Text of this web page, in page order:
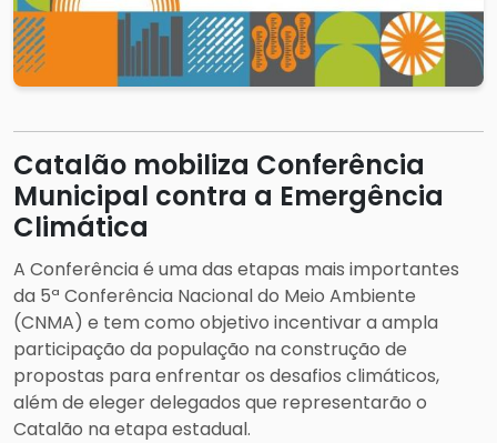
Catalão mobiliza Conferência
Municipal contra a Emergência
Climática
A Conferência é uma das etapas mais importantes
da 5ª Conferência Nacional do Meio Ambiente
(CNMA) e tem como objetivo incentivar a ampla
participação da população na construção de
propostas para enfrentar os desafios climáticos,
além de eleger delegados que representarão o
Catalão na etapa estadual.